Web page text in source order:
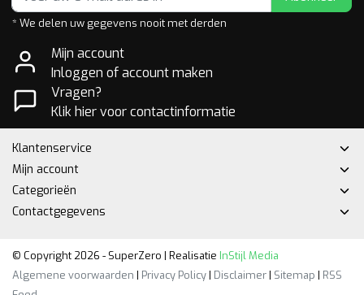
* We delen uw gegevens nooit met derden
Mijn account
Inloggen of account maken
Vragen?
Klik hier voor contactinformatie
Klantenservice
Mijn account
Categorieën
Contactgegevens
© Copyright 2026 - SuperZero | Realisatie InStijl Media
Algemene voorwaarden | Privacy Policy| Disclaimer| Sitemap | RSS